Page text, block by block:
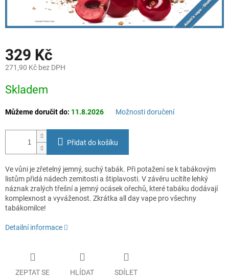
329 Kč
271,90 Kč bez DPH
cena:
Skladem
Můžeme doručit do: 11.8.2026 Možnosti doručení
Přidat do košíku
Ve vůni je zřetelný jemný, suchý tabák. Při potažení se k tabákovým
listům přidá nádech zemitosti a štiplavosti. V závěru ucítíte lehký
náznak zralých třešní a jemný ocásek ořechů, které tabáku dodávají
komplexnost a vyváženost. Zkrátka all day vape pro všechny
tabákomilce!
Detailní informace
ZEPTAT SE HLÍDAT SDÍLET